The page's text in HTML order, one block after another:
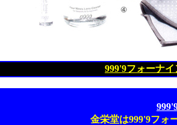
999'9フォーナ
金栄堂は999'9フォ